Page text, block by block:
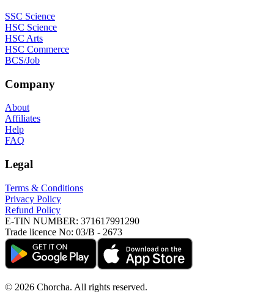
SSC Science
HSC Science
HSC Arts
HSC Commerce
BCS/Job
Company
About
Affiliates
Help
FAQ
Legal
Terms & Conditions
Privacy Policy
Refund Policy
E-TIN NUMBER: 371617991290
Trade licence No: 03/B - 2673
© 2026 Chorcha. All rights reserved.